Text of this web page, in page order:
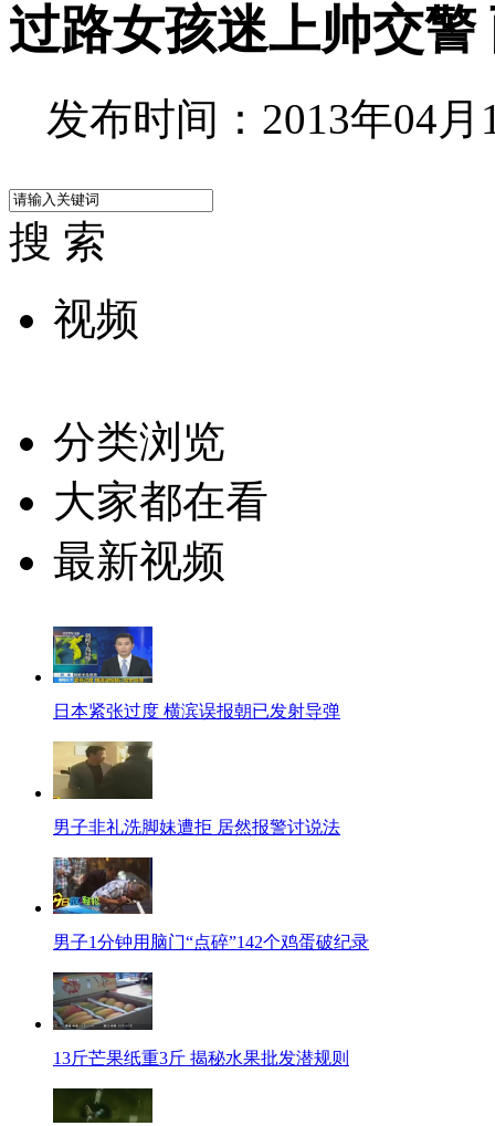
过路女孩迷上帅交
发布时间：2013年04月
搜 索
视频
分类浏览
大家都在看
最新视频
日本紧张过度 横滨误报朝已发射导弹
男子非礼洗脚妹遭拒 居然报警讨说法
男子1分钟用脑门“点碎”142个鸡蛋破纪录
13斤芒果纸重3斤 揭秘水果批发潜规则